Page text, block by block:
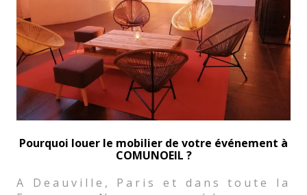
Pourquoi louer le mobilier de votre événement à
COMUNOEIL ?
A Deauville, Paris et dans toute la